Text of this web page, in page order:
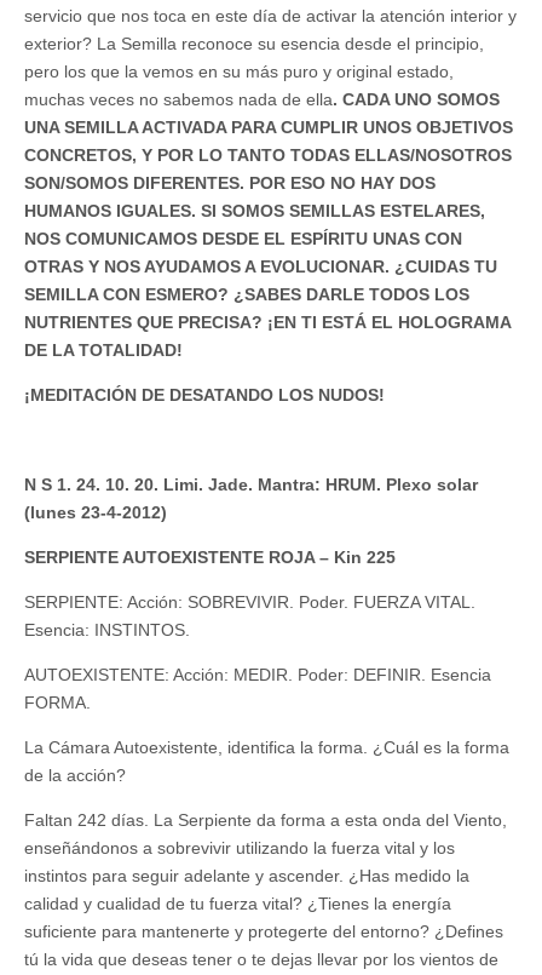
servicio que nos toca en este día de activar la atención interior y
exterior? La Semilla reconoce su esencia desde el principio,
pero los que la vemos en su más puro y original estado,
muchas veces no sabemos nada de ella. CADA UNO SOMOS
UNA SEMILLA ACTIVADA PARA CUMPLIR UNOS OBJETIVOS
CONCRETOS, Y POR LO TANTO TODAS ELLAS/NOSOTROS
SON/SOMOS DIFERENTES. POR ESO NO HAY DOS
HUMANOS IGUALES. SI SOMOS SEMILLAS ESTELARES,
NOS COMUNICAMOS DESDE EL ESPÍRITU UNAS CON
OTRAS Y NOS AYUDAMOS A EVOLUCIONAR. ¿CUIDAS TU
SEMILLA CON ESMERO? ¿SABES DARLE TODOS LOS
NUTRIENTES QUE PRECISA? ¡EN TI ESTÁ EL HOLOGRAMA
DE LA TOTALIDAD!
¡MEDITACIÓN DE DESATANDO LOS NUDOS!
N S 1. 24. 10. 20. Limi. Jade. Mantra: HRUM. Plexo solar
(lunes 23-4-2012)
SERPIENTE AUTOEXISTENTE ROJA – Kin 225
SERPIENTE: Acción: SOBREVIVIR. Poder. FUERZA VITAL.
Esencia: INSTINTOS.
AUTOEXISTENTE: Acción: MEDIR. Poder: DEFINIR. Esencia
FORMA.
La Cámara Autoexistente, identifica la forma. ¿Cuál es la forma
de la acción?
Faltan 242 días. La Serpiente da forma a esta onda del Viento,
enseñándonos a sobrevivir utilizando la fuerza vital y los
instintos para seguir adelante y ascender. ¿Has medido la
calidad y cualidad de tu fuerza vital? ¿Tienes la energía
suficiente para mantenerte y protegerte del entorno? ¿Defines
tú la vida que deseas tener o te dejas llevar por los vientos de